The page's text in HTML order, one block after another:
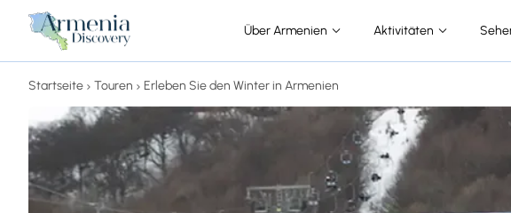
Über Armenien Aktivitäten
Startseite Touren Erleben Sie den Winter in Armenien